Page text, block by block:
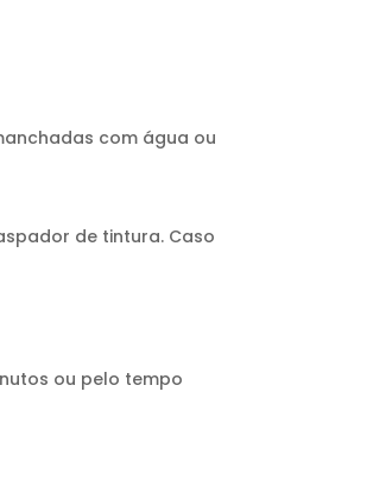
com água ou
de tintura. Caso
ou pelo tempo